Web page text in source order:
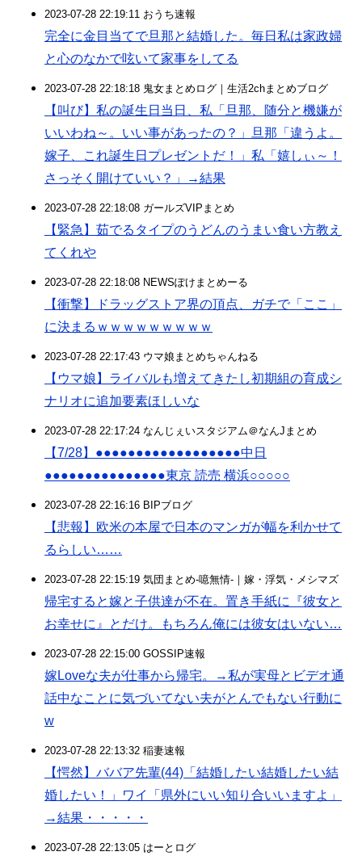
2023-07-28 22:19:11 おうち速報
完全に金目当てで旦那と結婚した。毎日私は家政婦
と心のなかで呟いて家事をしてる
2023-07-28 22:18:18 鬼女まとめログ｜生活2chまとめブログ
【叫び】私の誕生日当日、私「旦那、随分と機嫌が
いいわね～。いい事があったの？」旦那「違うよ。
嫁子、これ誕生日プレゼントだ！」私「嬉しぃ～！
さっそく開けていい？」→結果
2023-07-28 22:18:08 ガールズVIPまとめ
【緊急】茹でるタイプのうどんのうまい食い方教え
てくれや
2023-07-28 22:18:08 NEWSぽけまとめーる
【衝撃】ドラッグストア界の頂点、ガチで「ここ」
に決まるｗｗｗｗｗｗｗｗｗ
2023-07-28 22:17:43 ウマ娘まとめちゃんねる
【ウマ娘】ライバルも増えてきたし初期組の育成シ
ナリオに追加要素ほしいな
2023-07-28 22:17:24 なんじぇいスタジアム＠なんJまとめ
【7/28】●●●●●●●●●●●●●●●●●●中日
●●●●●●●●●●●●●●●東京 読売 横浜○○○○○
2023-07-28 22:16:16 BIPブログ
【悲報】欧米の本屋で日本のマンガが幅を利かせて
るらしい……
2023-07-28 22:15:19 気団まとめ-噫無情-｜嫁・浮気・メシマズ
帰宅すると嫁と子供達が不在。置き手紙に『彼女と
お幸せに』とだけ。もちろん俺には彼女はいない…
2023-07-28 22:15:00 GOSSIP速報
嫁Loveな夫が仕事から帰宅。→私が実母とビデオ通
話中なことに気づいてない夫がとんでもない行動に
w
2023-07-28 22:13:32 稲妻速報
【愕然】ババア先輩(44)「結婚したい結婚したい結
婚したい！」ワイ「県外にいい知り合いいますよ」
→結果・・・・・
2023-07-28 22:13:05 はーとログ